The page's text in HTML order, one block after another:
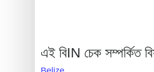
BIN
Credit
এই বিIN চেক সম্পর্কিত